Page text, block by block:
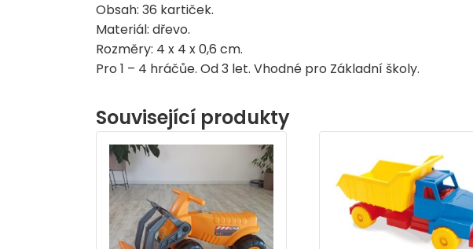
Obsah: 36 kartiček.
Materiál: dřevo.
Rozměry: 4 x 4 x 0,6 cm.
Pro 1 – 4 hráčůe. Od 3 let. Vhodné pro Základní školy.
Související produkty